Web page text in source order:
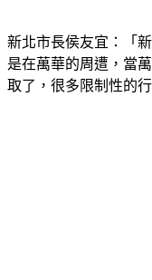
新北市長侯友宜：「
是在萬華的周遭，當